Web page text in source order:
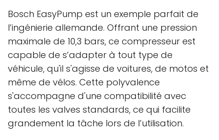
Bosch EasyPump est un exemple parfait de
l’ingénierie allemande. Offrant une pression
maximale de 10,3 bars, ce compresseur est
capable de s’adapter à tout type de
véhicule, qu'il s'agisse de voitures, de motos et
même de vélos. Cette polyvalence
s'accompagne d'une compatibilité avec
toutes les valves standards, ce qui facilite
grandement la tâche lors de l’utilisation.